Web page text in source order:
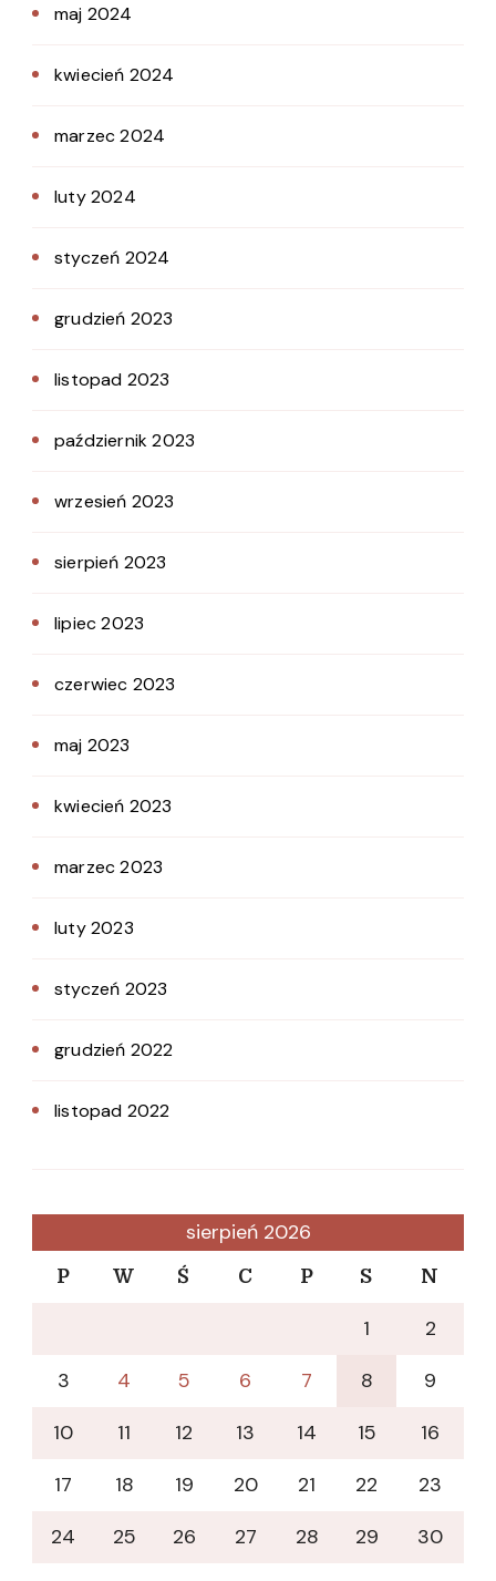
maj 2024
kwiecień 2024
marzec 2024
luty 2024
styczeń 2024
grudzień 2023
listopad 2023
październik 2023
wrzesień 2023
sierpień 2023
lipiec 2023
czerwiec 2023
maj 2023
kwiecień 2023
marzec 2023
luty 2023
styczeń 2023
grudzień 2022
listopad 2022
sierpień 2026
P W Ś C P S N
1
2
3
4 5 6 7 8
9
10
11 12 13 14 15
16
17
18 19 20 21 22
23
24
25 26 27 28 29
30